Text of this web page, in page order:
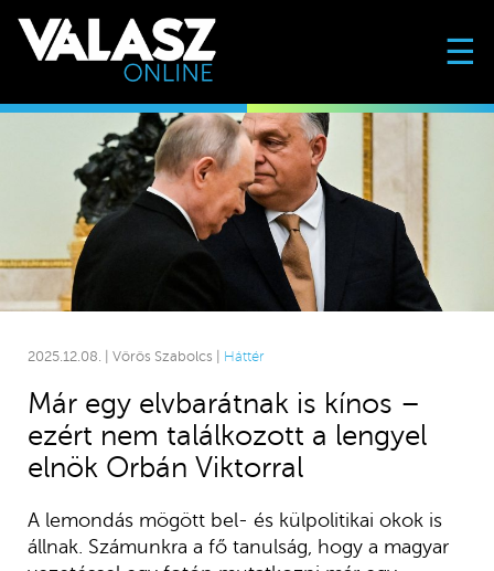
☰
2025.12.08. | Vörös Szabolcs | Háttér
Már egy elvbarátnak is kínos –
ezért nem találkozott a lengyel
elnök Orbán Viktorral
A lemondás mögött bel- és külpolitikai okok is
állnak. Számunkra a fő tanulság, hogy a magyar